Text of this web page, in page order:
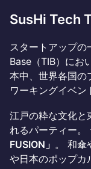
SusHi Tech
スタートアップ
Base（TIB）にお
本中、世界各国の
ワーキングイベン
江戸の粋な文化と
れるパーティー。
FUSION」 。 和傘
や日本のポップカ